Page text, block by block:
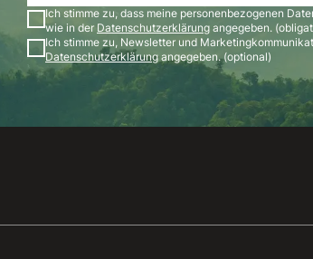
Ich stimme zu, dass meine personenbezogenen
wie in der Datenschutzerklärung angegeben.
Ich stimme zu, Newsletter und
Datenschutzerklärungangegeben. (optional)